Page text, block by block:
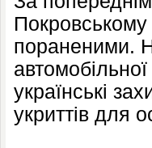
пораненими.
українські
укриттів для